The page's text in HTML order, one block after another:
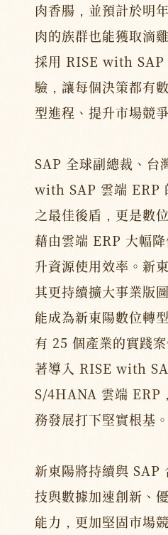
肉香腸，並預計於明
肉的族群也能獲取滴
採用 RISE with SAP
驗，讓每個決策都有
型進程、提升市場競爭
SAP 全球副總裁、台
with SAP 雲端 ERP
之最佳後盾，更是數
藉由雲端 ERP 大幅
升資源使用效率。新
其更持續擴大事業版
能成為新東陽數位轉
有 25 個產業的實踐
著導入 RISE with
S/4HANA 雲端 ERP
務發展打下堅實根基。
新東陽將持續與 SAP
技與數據加速創新、
能力，更加堅固市場